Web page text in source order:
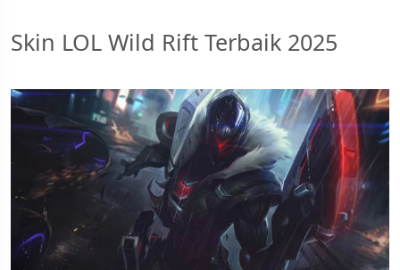
Skin LOL Wild Rift Terbaik 2025